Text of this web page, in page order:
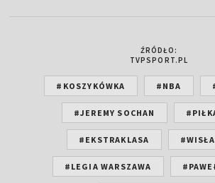
ŹRÓDŁO:
TVPSPORT.PL
#KOSZYKÓWKA #NBA
#JEREMY SOCHAN
#EKSTRAKLASA
#LEGIA WARSZAWA